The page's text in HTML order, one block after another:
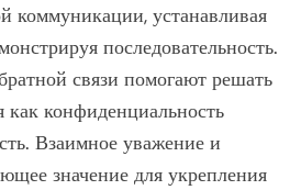
коммуникации, устанавливая
последовательность.
связи помогают решать
конфиденциальность
Взаимное уважение и
значение для укрепления